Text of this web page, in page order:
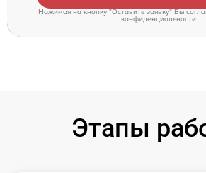
Нажимая на кнопку "Оставить заявку" Вы
конфиденциальности
Этапы